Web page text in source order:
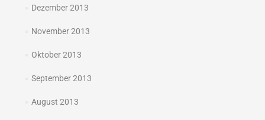
Dezember 2013
November 2013
Oktober 2013
September 2013
August 2013